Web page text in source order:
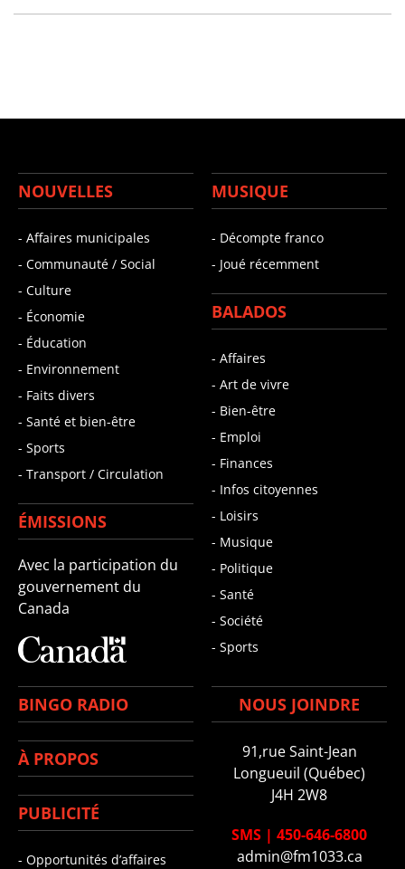
NOUVELLES
- Affaires municipales
- Communauté / Social
- Culture
- Économie
- Éducation
- Environnement
- Faits divers
- Santé et bien-être
- Sports
- Transport / Circulation
ÉMISSIONS
Avec la participation du
gouvernement du
Canada
MUSIQUE
- Décompte franco
- Joué récemment
BALADOS
- Affaires
- Art de vivre
- Bien-être
- Emploi
- Finances
- Infos citoyennes
- Loisirs
- Musique
- Politique
- Santé
- Société
- Sports
BINGO RADIO
À PROPOS
PUBLICITÉ
- Opportunités d’affaires
NOUS JOINDRE
91,rue Saint-Jean
Longueuil (Québec)
J4H 2W8
SMS | 450-646-6800
admin@fm1033.ca